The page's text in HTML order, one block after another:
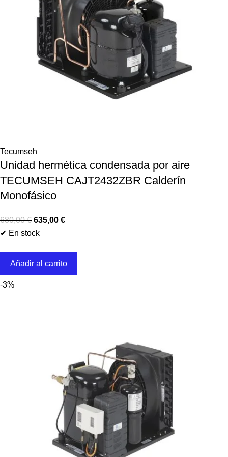
Tecumseh
Unidad hermética condensada por aire
TECUMSEH CAJT2432ZBR Calderín
Monofásico
680,00€ 635,00 €
✔ En stock
Añadir al carrito
-3%